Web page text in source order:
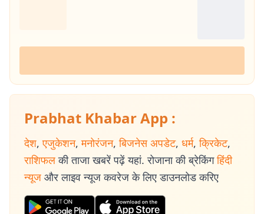
Prabhat Khabar App :
देश, एजुकेशन, मनोरंजन, बिजनेस अपडेट, धर्म, क्रिकेट,
राशिफल की ताजा खबरें पढ़ें यहां. रोजाना की ब्रेकिंग हिंदी
न्यूज और लाइव न्यूज कवरेज के लिए डाउनलोड करिए